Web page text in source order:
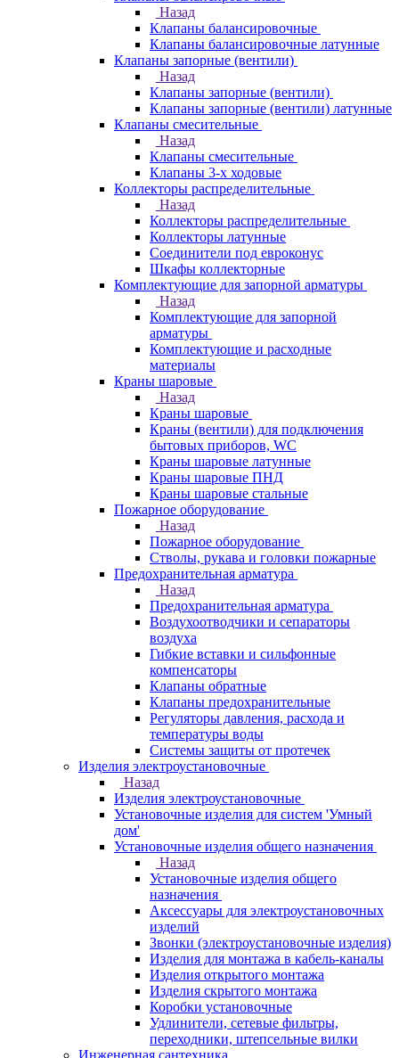
Назад
Клапаны балансировочные
Клапаны балансировочные латунные
Клапаны запорные (вентили)
Назад
Клапаны запорные (вентили)
Клапаны запорные (вентили) латунные
Клапаны смесительные
Назад
Клапаны смесительные
Клапаны 3-х ходовые
Коллекторы распределительные
Назад
Коллекторы распределительные
Коллекторы латунные
Соединители под евроконус
Шкафы коллекторные
Комплектующие для запорной арматуры
Назад
Комплектующие для запорной
арматуры
Комплектующие и расходные
материалы
Краны шаровые
Назад
Краны шаровые
Краны (вентили) для подключения
бытовых приборов, WC
Краны шаровые латунные
Краны шаровые ПНД
Краны шаровые стальные
Пожарное оборудование
Назад
Пожарное оборудование
Стволы, рукава и головки пожарные
Предохранительная арматура
Назад
Предохранительная арматура
Воздухоотводчики и сепараторы
воздуха
Гибкие вставки и сильфонные
компенсаторы
Клапаны обратные
Клапаны предохранительные
Регуляторы давления, расхода и
температуры воды
Системы защиты от протечек
Изделия электроустановочные
Назад
Изделия электроустановочные
Установочные изделия для систем 'Умный
дом'
Установочные изделия общего назначения
Назад
Установочные изделия общего
назначения
Аксессуары для электроустановочных
изделий
Звонки (электроустановочные изделия)
Изделия для монтажа в кабель-каналы
Изделия открытого монтажа
Изделия скрытого монтажа
Коробки установочные
Удлинители, сетевые фильтры,
переходники, штепсельные вилки
Инженерная сантехника